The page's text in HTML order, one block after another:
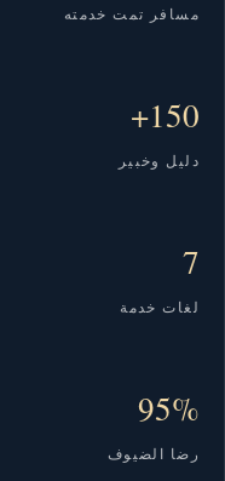
مسافر تمت خدمته
150+
دليل وخبير
7
لغات خدمة
95%
رضا الضيوف